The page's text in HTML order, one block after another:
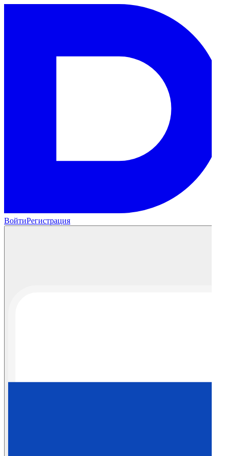
ВойтиРегистрация